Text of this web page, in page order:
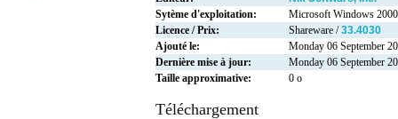
Sytème d'exploitation:
Microsoft Windows
Licence / Prix:
Shareware /33.4030
Ajouté le:
Monday 06 September
Dernière mise à jour:
Monday 06 September
Taille approximative:
0 o
Téléchargement